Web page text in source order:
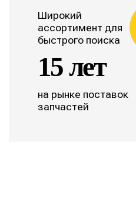
Широкий
ассортимент для
быстрого поиска
15 лет
на рынке поставок
запчастей